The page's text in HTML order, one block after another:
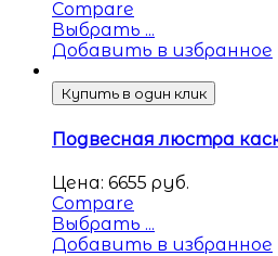
Compare
Выбрать ...
Добавить в избранное
Купить в один клик
Подвесная люстра
Цена: 6655 руб.
Compare
Выбрать ...
Добавить в избранное